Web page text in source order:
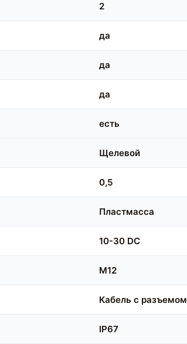
2
да
да
да
есть
Щелевой
0,5
Пластмасса
10-30 DC
M12
Кабель с разъемом
IP67